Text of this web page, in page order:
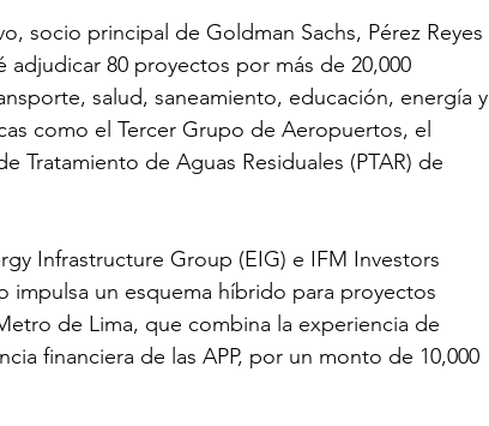
socio principal de Goldman Sachs, Pérez Reyes
adjudicar 80 proyectos por más de 20,000
salud, saneamiento, educación, energía y
como el Tercer Grupo de Aeropuertos, el
Tratamiento de Aguas Residuales (PTAR) de
Infrastructure Group (EIG) e IFM Investors
un esquema híbrido para proyectos
de Lima, que combina la experiencia de
financiera de las APP, por un monto de 10,000